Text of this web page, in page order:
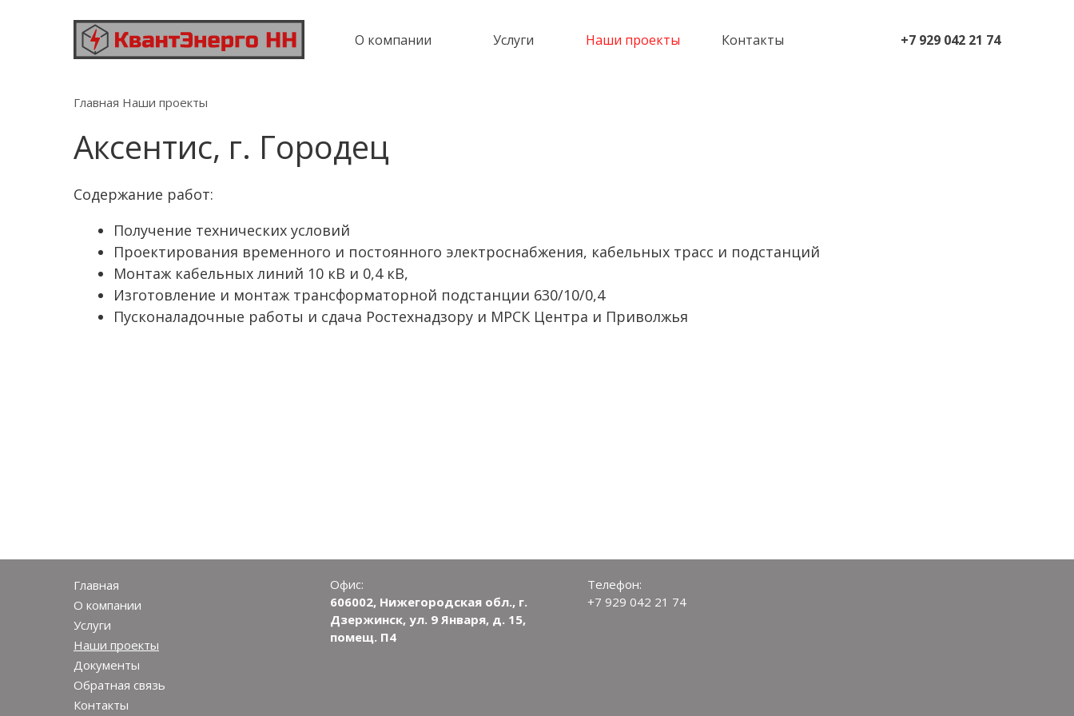
О компании Услуги Наши проекты Контакты +7 929 042 21 74
Главная Наши проекты
Аксентис, г. Городец
Содержание работ:
Получение технических условий
Проектирования временного и постоянного электроснабжения, кабельных трасс и подстанций
Монтаж кабельных линий 10 кВ и 0,4 кВ,
Изготовление и монтаж трансформаторной подстанции 630/10/0,4
Пусконаладочные работы и сдача Ростехнадзору и МРСК Центра и Приволжья
Главная
О компании
Услуги
Наши проекты
Документы
Обратная связь
Контакты
Офис:
606002, Нижегородская обл., г.
Дзержинск, ул. 9 Января, д. 15,
помещ. П4
Телефон:
+7 929 042 21 74